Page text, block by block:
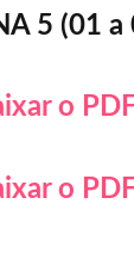
5 (01
o
o